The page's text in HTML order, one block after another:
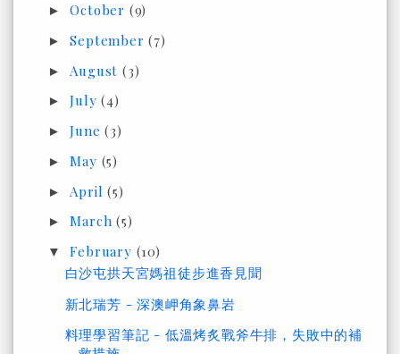
►October (9)
►September(7)
► August(3)
►July(4)
►June(3)
►May (5)
► April(5)
►March(5)
▼February (10)
白沙屯拱天宮媽祖徒步進香見聞
新北瑞芳 - 深澳岬角象鼻岩
料理學習筆記 - 低溫烤炙戰斧牛排，失敗中的補